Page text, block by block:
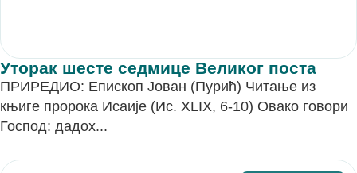
Уторак шесте седмице Великог поста
ПРИРЕДИО: Епископ Јован (Пурић) Читање из
књиге пророка Исаије (Ис. XLIX, 6-10) Овако говори
Господ: дадох...